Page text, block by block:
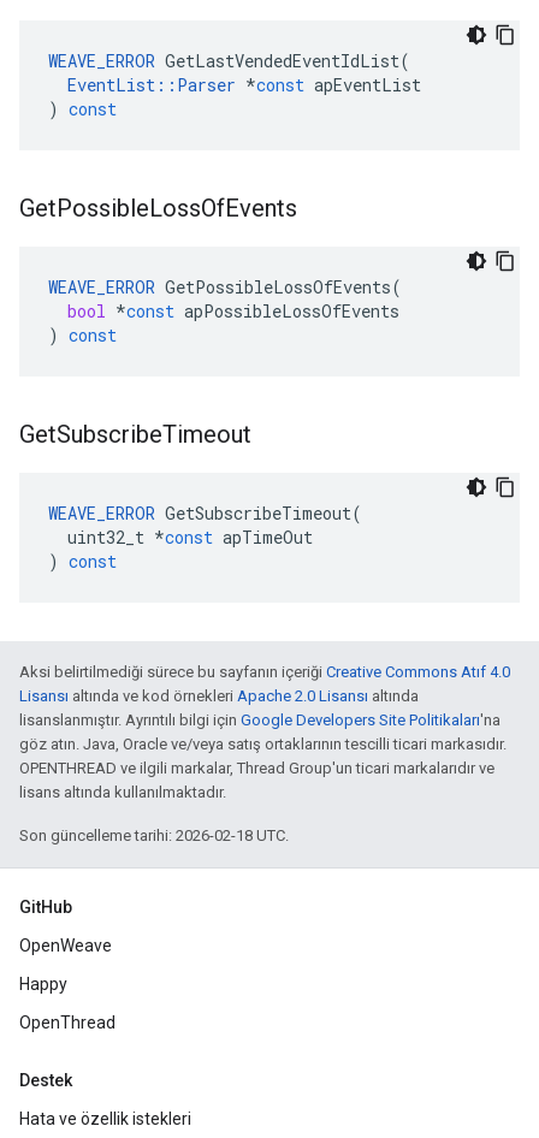
WEAVE_ERROR GetLastVendedEventIdList(
EventList :: Parser *const apEventList
) const
GetPossibleLossOfEvents
WEAVE_ERROR GetPossibleLossOfEvents(
bool *const apPossibleLossOfEvents
) const
GetSubscribeTimeout
WEAVE_ERROR GetSubscribeTimeout(
uint32_t *const apTimeOut
) const
Aksi belirtilmediği sürece bu sayfanın içeriği Creative Commons Atıf 4.0
Lisansı altında ve kod örnekleri Apache 2.0 Lisansı altında
lisanslanmıştır. Ayrıntılı bilgi için Google Developers Site Politikaları'na
göz atın. Java, Oracle ve/veya satış ortaklarının tescilli ticari markasıdır.
OPENTHREAD ve ilgili markalar, Thread Group'un ticari markalarıdır ve
lisans altında kullanılmaktadır.
Son güncelleme tarihi: 2026-02-18 UTC.
GitHub
OpenWeave
Happy
OpenThread
Destek
Hata ve özellik istekleri